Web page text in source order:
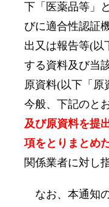
下「医薬品等」
びに適合性認証
出又は報告等(以
する資料及び当
原資料(以下「原
今般、下記のと
及び原資料を提
項をとりまとめ
関係業者に対し
なお、本通知